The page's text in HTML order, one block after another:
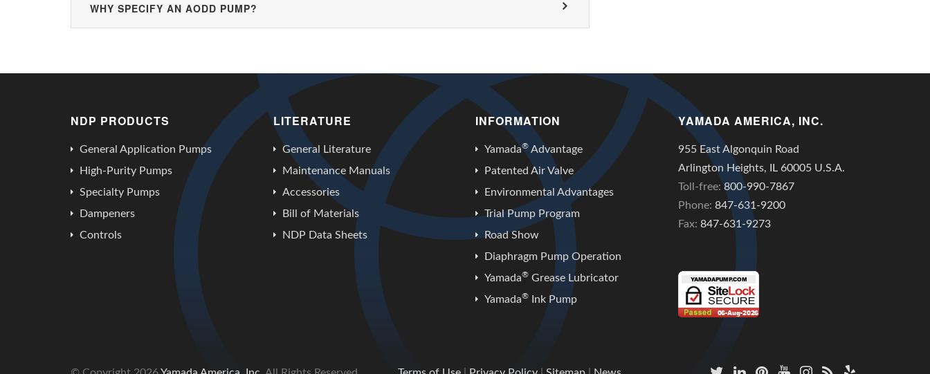
WHY SPECIFY AN AODD PUMP?
NDP PRODUCTS
General Application Pumps
High-Purity Pumps
Specialty Pumps
Dampeners
Controls
LITERATURE
General Literature
Maintenance Manuals
Accessories
Bill of Materials
NDP Data Sheets
INFORMATION
Yamada® Advantage
Patented Air Valve
Environmental Advantages
Trial Pump Program
Road Show
Diaphragm Pump Operation
Yamada® Grease Lubricator
Yamada® Ink Pump
YAMADA AMERICA, INC.
955 East Algonquin Road
Arlington Heights, IL 60005 U.S.A.
Toll-free:800-990-7867
Phone: 847-631-9200
Fax: 847-631-9273